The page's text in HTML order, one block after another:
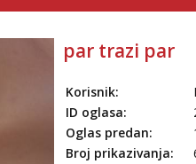
par trazi par
Korisnik:
ID oglasa:
Oglas predan:
Broj prikazivanja: